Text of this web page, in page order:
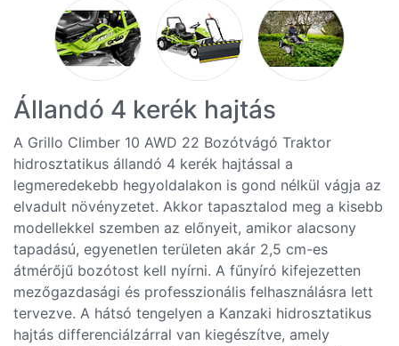
Állandó 4 kerék hajtás
A Grillo Climber 10 AWD 22 Bozótvágó Traktor
hidrosztatikus állandó 4 kerék hajtással a
legmeredekebb hegyoldalakon is gond nélkül vágja az
elvadult növényzetet. Akkor tapasztalod meg a kisebb
modellekkel szemben az előnyeit, amikor alacsony
tapadású, egyenetlen területen akár 2,5 cm-es
átmérőjű bozótost kell nyírni. A fűnyíró kifejezetten
mezőgazdasági és professzionális felhasználásra lett
tervezve. A hátsó tengelyen a Kanzaki hidrosztatikus
hajtás differenciálzárral van kiegészítve, amely